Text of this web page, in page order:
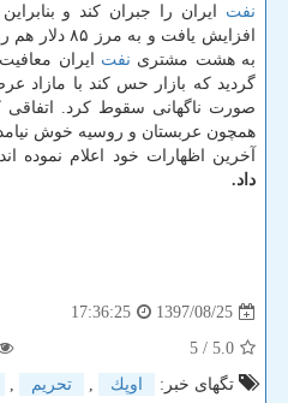
نفت ایران را جبران كند و
افزایش یافت
به هشت مشتری نفت ایران
گردید كه بازار حس كند با مازاد
صورت ناگهانی سقوط كرد. اتفاقی
همچون عربستان و روسیه خوش
آخرین اظهارات خود اعلام نموده
داد.
1397/08/25
17:36:25
5.0
/ 5
تگهای خبر:
اوپك , تحریم ,